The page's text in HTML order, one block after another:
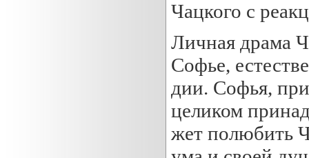
Чацкого с
Личная драма
Софье,
дии. Софья,
целиком
жет полюбить